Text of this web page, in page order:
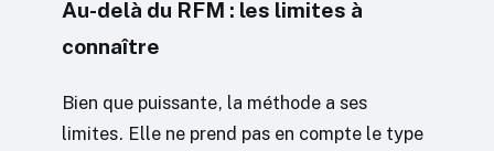
Au-delà du RFM : les limites à
connaître
Bien que puissante, la méthode a ses
limites. Elle ne prend pas en compte le type